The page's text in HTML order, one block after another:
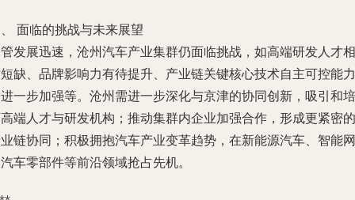
面临的挑战与未来展望
发展迅速，沧州汽车产业集群仍面临挑战，如高端研发人才相
缺、品牌影响力有待提升、产业链关键核心技术自主可控能力
一步加强等。沧州需进一步深化与京津的协同创新，吸引和培
端人才与研发机构；推动集群内企业加强合作，形成更紧密的
链协同；积极拥抱汽车产业变革趋势，在新能源汽车、智能网
车零部件等前沿领域抢占先机。